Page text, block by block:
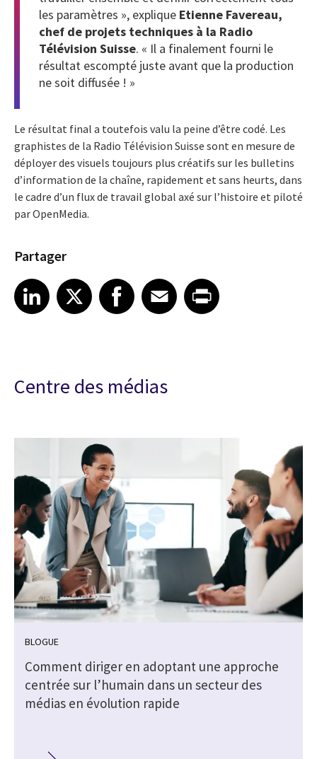
les paramètres », explique Etienne Favereau,
chef de projets techniques à la Radio
Télévision Suisse. « Il a finalement fourni le
résultat escompté juste avant que la production
ne soit diffusée ! »
Le résultat final a toutefois valu la peine d’être codé. Les
graphistes de la Radio Télévision Suisse sont en mesure de
déployer des visuels toujours plus créatifs sur les bulletins
d’information de la chaîne, rapidement et sans heurts, dans
le cadre d’un flux de travail global axé sur l’histoire et piloté
par OpenMedia.
Partager
Share article on LinkedIn
LinkedIn
Share article on XShare article on Facebook
Facebook
Share article on Email
EmailShare article on Print
Centre des médias
BLOGUE
Comment diriger en adoptant une approche
centrée sur l’humain dans un secteur des
médias en évolution rapide